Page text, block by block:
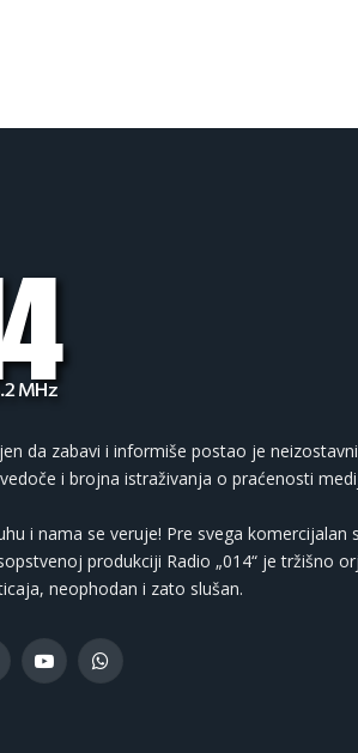
da zabavi i informiše postao je
i brojna istraživanja o praćenosti
i nama se veruje! Pre svega komercijalan
produkciji Radio „014“ je tržišno
neophodan i zato slušan.
YouTubeWhatsApp